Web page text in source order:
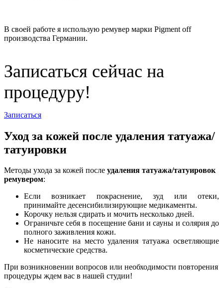
В своей работе я использую ремувер марки Pigment off
производства Германии.
Записаться сейчас на
процедуру!
Записаться
Уход за кожей после удаления татуажа/
татуировки
Методы ухода за кожей после удаления татуажа/татуировок
ремувером:
Если возникает покраснение, зуд или отеки,
принимайте десенсибилизирующие медикаменты.
Корочку нельзя сдирать и мочить несколько дней.
Ограничьте себя в посещение бани и сауны и солярия до
полного заживления кожи.
Не наносите на место удаления татуажа осветляющие
косметические средства.
При возникновении вопросов или необходимости повторения
процедуры ждем вас в нашей студии!